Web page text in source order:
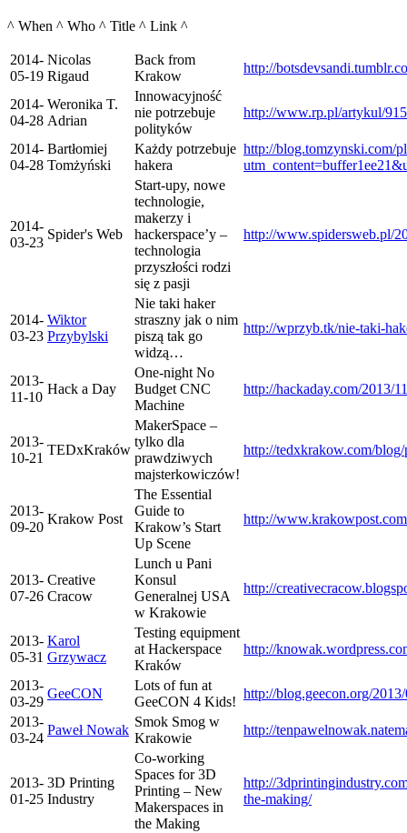
^ When ^ Who ^ Title ^ Link ^
2014-
05-19
Nicolas
Rigaud
Back from
Krakow
http://
2014-
04-28
Weronika T.
Adrian
Innowacyjność
nie potrzebuje
polityków
http://www.rp.pl/artykul/
2014-
04-28
Bartłomiej
Tomżyński
Każdy potrzebuje
hakera
http://blog.tomzynski.com/
2014-
03-23
Spider's Web
Start-upy, nowe
technologie,
makerzy i
hackerspace’y –
technologia
przyszłości rodzi
się z pasji
http://www.spidersweb.pl/
2014-
03-23
Wiktor
Przybylski
Nie taki haker
straszny jak o nim
piszą tak go
widzą…
http://wprzyb.tk/nie-taki-
2013-
11-10
Hack a Day
One-night No
Budget CNC
Machine
http://hackaday.com/2013/
2013-
10-21
TEDxKraków
MakerSpace –
tylko dla
prawdziwych
majsterkowiczów!
http://tedxkrakow.com/
2013-
09-20
Krakow Post
The Essential
Guide to
Krakow’s Start
Up Scene
http://
2013-
07-26
Creative
Cracow
Lunch u Pani
Konsul
Generalnej USA
w Krakowie
http://
2013-
05-31
Karol
Grzywacz
Testing equipment
at Hackerspace
Kraków
http://
2013-
03-29
GeeCON
Lots of fun at
GeeCON 4 Kids!
http://blog.geecon.org/
2013-
03-24
Paweł Nowak
Smok Smog w
Krakowie
http://
2013-
01-25
3D Printing
Industry
Co-working
Spaces for 3D
Printing – New
Makerspaces in
the Making
http://
the-making/